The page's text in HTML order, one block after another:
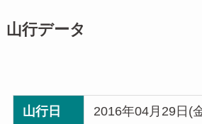
山行データ
山行日 2016年04月29日(